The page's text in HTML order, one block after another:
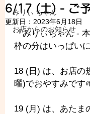
みりぃ ちゃん
お店からのお知らせ
6/17 (土) - ご
更新日： 2023年6月18日
『みりぃちゃん -
枠の分はいっぱい
18 (日) は、お店の
曜)でおやすみです
19 (月) は、あたま